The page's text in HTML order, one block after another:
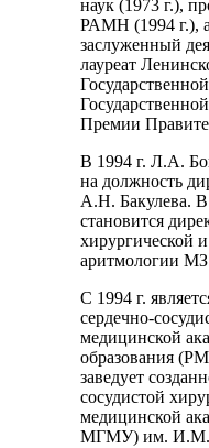
наук (1973 г.),
РАМН (1994 г.),
заслуженный
лауреат
Премии
В 1994 г. Л.А.
на должность
А.Н. Бакулева.
становится
хирургической
аритмологии
С 1994 г.
сердечно-
медицинской
образования
заведует
сосудистой
медицинской
МГМУ) им. И.М.